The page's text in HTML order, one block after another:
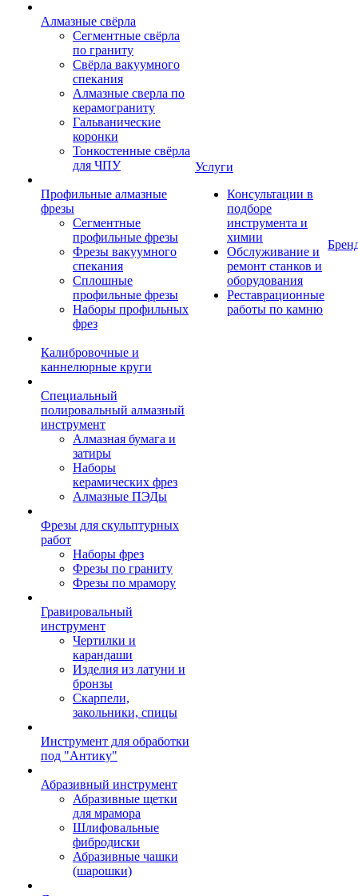
Алмазные свёрла
Сегментные свёрла
по граниту
Свёрла вакуумного
спекания
Алмазные сверла по
керамограниту
Гальванические
коронки
Тонкостенные свёрла
для ЧПУ
Профильные алмазные
фрезы
Сегментные
профильные фрезы
Фрезы вакуумного
спекания
Сплошные
профильные фрезы
Наборы профильных
фрез
Калибровочные и
каннелюрные круги
Специальный
полировальный алмазный
инструмент
Алмазная бумага и
затиры
Наборы
керамических фрез
Алмазные ПЭДы
Фрезы для скульптурных
работ
Наборы фрез
Фрезы по граниту
Фрезы по мрамору
Гравировальный
инструмент
Чертилки и
карандаши
Изделия из латуни и
бронзы
Скарпели,
закольники, спицы
Инструмент для обработки
под "Антику"
Абразивный инструмент
Абразивные щетки
для мрамора
Шлифовальные
фибродиски
Абразивные чашки
(шарошки)
Услуги
Консультации в
подборе
инструмента и
химии
Обслуживание и
ремонт станков и
оборудования
Реставрационные
работы по камню